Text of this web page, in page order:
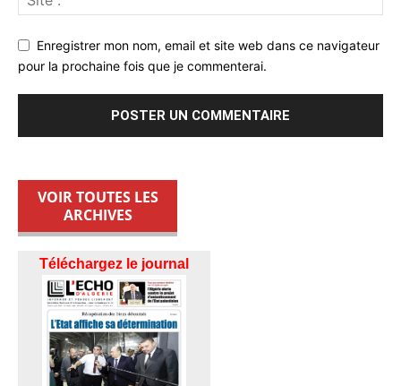
Enregistrer mon nom, email et site web dans ce navigateur
pour la prochaine fois que je commenterai.
VOIR TOUTES LES
ARCHIVES